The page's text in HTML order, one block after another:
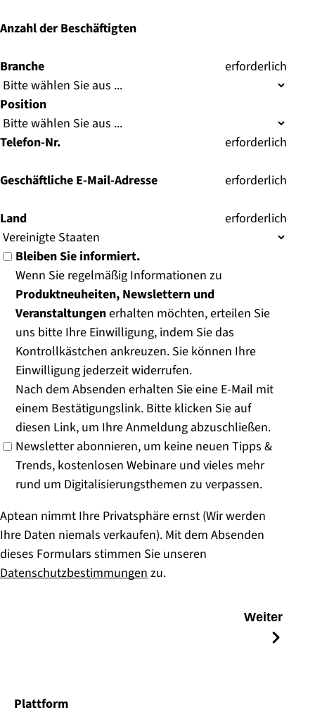
Anzahl der Beschäftigten
Branche (
erforderlich
Position
Telefon-Nr. (
erforderlich
Geschäftliche E-Mail-Adresse (
erforderlich
Land (
erforderlich
Bleiben Sie informiert.
Wenn Sie regelmäßig Informationen zu
Produktneuheiten, Newslettern und
Veranstaltungenerhalten möchten, erteilen Sie
uns bitte Ihre Einwilligung, indem Sie das
Kontrollkästchen ankreuzen. Sie können Ihre
Einwilligung jederzeit widerrufen.
Nach dem Absenden erhalten Sie eine E-Mail mit
einem Bestätigungslink. Bitte klicken Sie auf
diesen Link, um Ihre Anmeldung abzuschließen.
Newsletter abonnieren, um keine neuen Tipps &
Trends, kostenlosen Webinare und vieles mehr
rund um Digitalisierungsthemen zu verpassen.
Aptean nimmt Ihre Privatsphäre ernst (Wir werden
Ihre Daten niemals verkaufen). Mit dem Absenden
dieses Formulars stimmen Sie unseren
Datenschutzbestimmungen zu.
Weiter
Plattform